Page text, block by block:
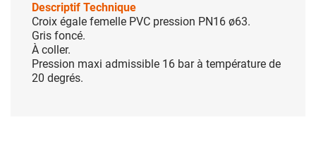
Descriptif Technique
Croix égale femelle PVC pression PN16 ø63.
Gris foncé.
À coller.
Pression maxi admissible 16 bar à température de
20 degrés.